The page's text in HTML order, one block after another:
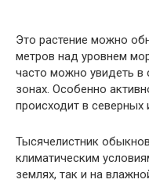
Это растение можно
метров над уровнем
часто можно увидеть в
зонах. Особенно
происходит в северных
Тысячелистник
климатическим
землях, так и на